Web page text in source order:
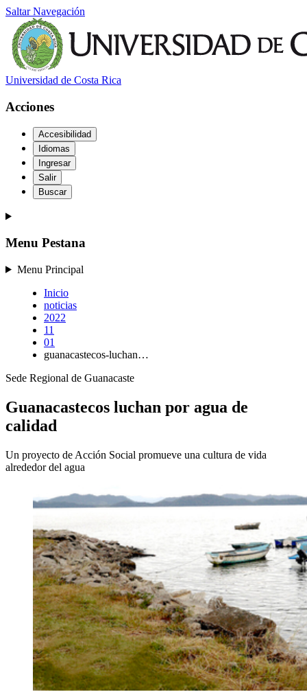
Saltar Navegación
Universidad de Costa Rica
Acciones
Accesibilidad
Idiomas
Ingresar
Salir
Buscar
Menu Pestana
Menu Principal
Inicio
noticias
2022
11
01
guanacastecos-luchan…
Sede Regional de Guanacaste
Guanacastecos luchan por agua de
calidad
Un proyecto de Acción Social promueve una cultura de vida
alrededor del agua